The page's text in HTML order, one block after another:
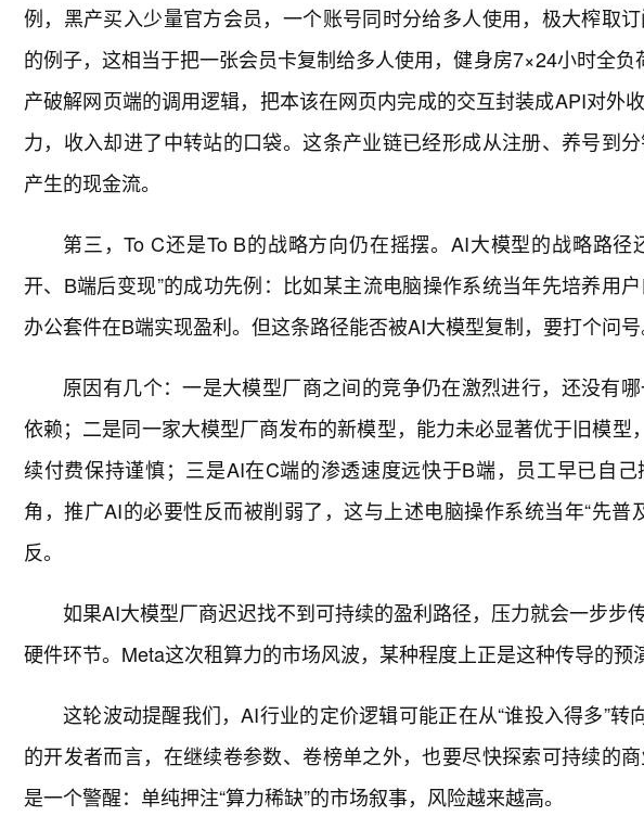
例，黑产买入少量官方会员，一个账号同时分给多人使用，极大榨取
的例子，这相当于把一张会员卡复制给多人使用，健身房7×24小时全
产破解网页端的调用逻辑，把本该在网页内完成的交互封装成API对外
力，收入却进了中转站的口袋。这条产业链已经形成从注册、养号到
产生的现金流。
第三，To C还是To B的战略方向仍在摇摆。AI大模型的战略路径
开、B端后变现”的成功先例：比如某主流电脑操作系统当年先培养用
办公套件在B端实现盈利。但这条路径能否被AI大模型复制，要打个问号
原因有几个：一是大模型厂商之间的竞争仍在激烈进行，还没有
依赖；二是同一家大模型厂商发布的新模型，能力未必显著优于旧模
续付费保持谨慎；三是AI在C端的渗透速度远快于B端，员工早已自
角，推广AI的必要性反而被削弱了，这与上述电脑操作系统当年“先普
反。
如果AI大模型厂商迟迟找不到可持续的盈利路径，压力就会一步步
硬件环节。Meta这次租算力的市场风波，某种程度上正是这种传导的预
这轮波动提醒我们，AI行业的定价逻辑可能正在从“谁投入得多”转
的开发者而言，在继续卷参数、卷榜单之外，也要尽快探索可持续的
是一个警醒：单纯押注“算力稀缺”的市场叙事，风险越来越高。